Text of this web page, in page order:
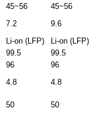
45~56
45~56
7.2
9.6
Li-on (LFP)
Li-on (LFP)
99.5
99.5
96
96
4.8
4.8
50
50